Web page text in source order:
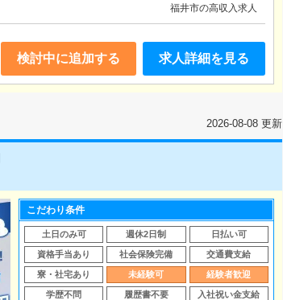
福井市の高収入求人
検討中に追加する 求人詳細を見る
2026-08-08 更新
こだわり条件
土日のみ可 週休2日制 日払い可
資格手当あり 社会保険完備 交通費支給
寮・社宅あり 未経験可 経験者歓迎
学歴不問 履歴書不要 入社祝い金支給